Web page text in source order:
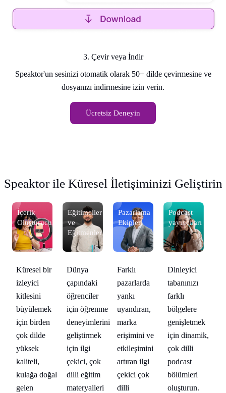
3. Çevir veya İndir
Speaktor'un sesinizi otomatik olarak 50+ dilde çevirmesine ve
dosyanızı indirmesine izin verin.
Ücretsiz Deneyin
Speaktor ile Küresel İletişiminizi Geliştirin
İçerik
Oluşturucular
Küresel bir
izleyici
kitlesini
büyülemek
için birden
çok dilde
yüksek
kaliteli,
kulağa doğal
gelen
Eğitimciler
ve
Eğitmenler
Dünya
çapındaki
öğrenciler
için öğrenme
deneyimlerini
geliştirmek
için ilgi
çekici, çok
dilli eğitim
materyalleri
Pazarlama
Ekipleri
Farklı
pazarlarda
yankı
uyandıran,
marka
erişimini ve
etkileşimini
artıran ilgi
çekici çok
dilli
Podcast
yayıncıları
Dinleyici
tabanınızı
farklı
bölgelere
genişletmek
için dinamik,
çok dilli
podcast
bölümleri
oluşturun.